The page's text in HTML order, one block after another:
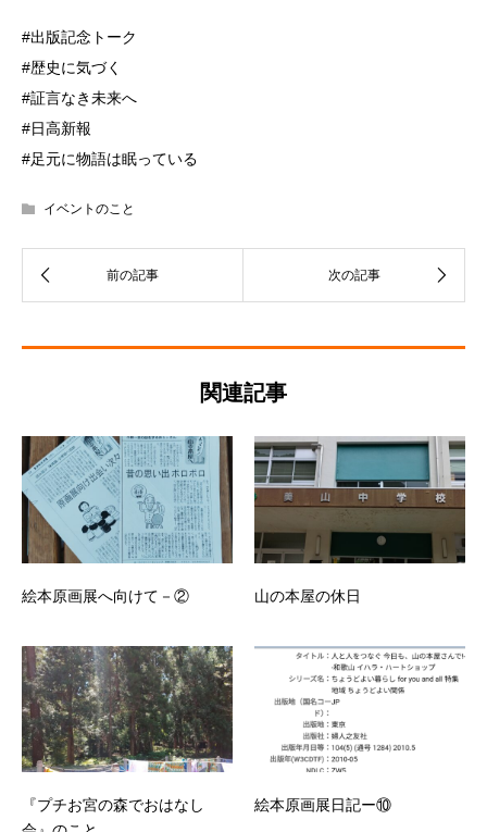
#出版記念トーク
#歴史に気づく
#証言なき未来へ
#日高新報
#足元に物語は眠っている
イベントのこと
関連記事
絵本原画展へ向けて－② 山の本屋の休日
『プチお宮の森でおはなし
絵本原画展日記ー⑩